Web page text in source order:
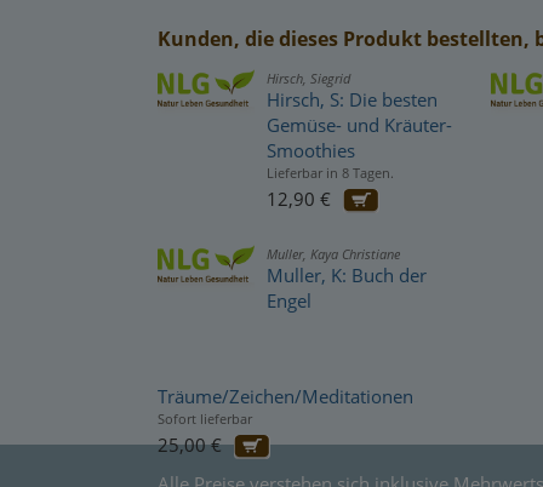
Kunden, die dieses Produkt bestellten,
Hirsch, Siegrid
Hirsch, S: Die besten
Gemüse- und Kräuter-
Smoothies
Lieferbar in 8 Tagen.
12,90 €
Muller, Kaya Christiane
Muller, K: Buch der
Engel
Träume/Zeichen/Meditationen
Sofort lieferbar
25,00 €